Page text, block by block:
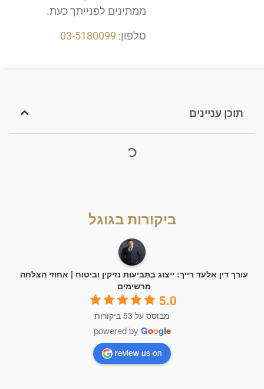
ממתינים לפנייתך כעת.
טלפון:03-5180099
תוכן עניינים
ביקורות בגוגל
דין אלעד רייך: ייצוג בתביעות נזיקין וביטוח | אחוזי הצלחה
מרשימים
מבוסס על 53 ביקורות
powered byGo
review us on